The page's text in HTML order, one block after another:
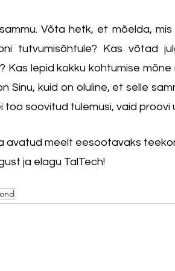
Võta hetk, et mõelda,
tutvumisõhtule? Kas võtad
Kas lepid kokku kohtumise
Sinu, kuid on oluline, et selle
too soovitud tulemusi, vaid proovi
avatud meelt eesootavaks
ja elagu TalTech!